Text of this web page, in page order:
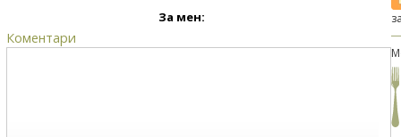
За мен:
Коментари